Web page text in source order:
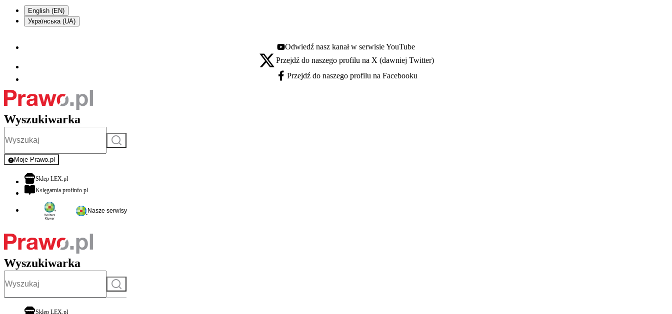
English (EN)
Українська (UA)
Youtube - otwiera się w nowej karcie
Odwiedź nasz kanał w serwisie YouTube
X - otwiera się w nowej karcie
Przejdź do naszego profilu na X (dawniej Twitter)
Facebook - otwiera się w nowej karcie
Przejdź do naszego profilu na Facebooku
Wyszukiwarka
Szukaj
Moje Prawo.pl
- rejestracja i logowanie do serwisu
Sklep LEX.plotwiera się w nowej karcie
Księgarnia profinfo.plotwiera się w nowej karcie
Nasze serwisy
Wyszukiwarka
Szukaj
Sklep LEX.plotwiera się w nowej karcie